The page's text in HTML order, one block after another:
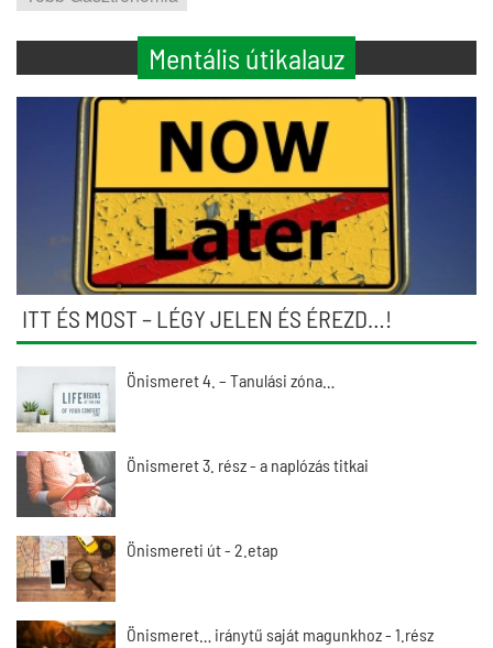
Mentális útikalauz
ITT ÉS MOST – LÉGY JELEN ÉS ÉREZD…!
Önismeret 4. – Tanulási zóna…
Önismeret 3. rész - a naplózás titkai
Önismereti út - 2.etap
Önismeret… iránytű saját magunkhoz - 1.rész